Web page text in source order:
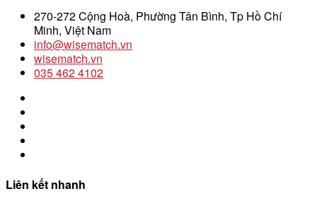
270-272 Cộng Hoà, Phường Tân Bình, Tp Hồ Chí
Minh, Việt Nam
info@wisematch.vn
wisematch.vn
035 462 4102
Liên kết nhanh